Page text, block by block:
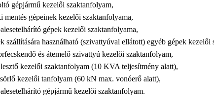
gépjármű kezelői szaktanfolyam,
mentés gépeinek kezelői szaktanfolyama,
gépek kezelői szaktanfolyama,
szállítására használható (szivattyúval ellátott) egyéb gépek kezelői
és átemelő szivattyú kezelői szaktanfolyam,
kezelői szaktanfolyam (10 KVA teljesítmény alatt),
kezelői tanfolyam (60 kN max. vonóerő alatt),
gépjármű kezelői szaktanfolyam.